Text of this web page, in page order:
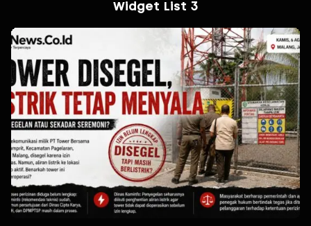
Widget List 3